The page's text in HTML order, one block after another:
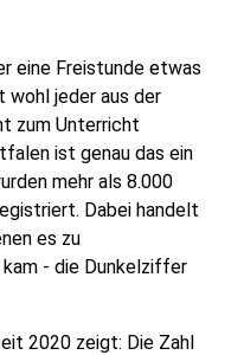
eine Freistunde etwas
wohl jeder aus der
zum Unterricht
ist genau das ein
mehr als 8.000
Dabei handelt
es zu
- die Dunkelziffer
2020 zeigt: Die Zahl